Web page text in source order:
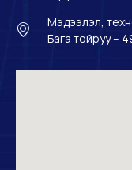
Мэдээлэл,
Бага тойруу –